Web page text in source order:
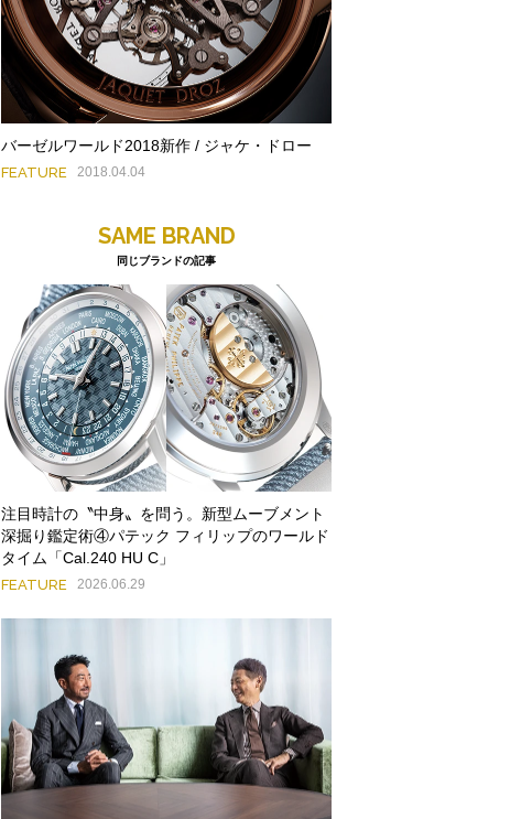
バーゼルワールド2018新作 / ジャケ・ドロー
FEATURE 2018.04.04
SAME BRAND
同じブランドの記事
注目時計の〝中身〟を問う。新型ムーブメント
深掘り鑑定術④パテック フィリップのワールド
タイム「Cal.240 HU C」
FEATURE 2026.06.29